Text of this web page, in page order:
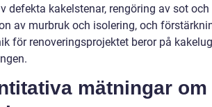
defekta kakelstenar, rengöring av sot
av murbruk och isolering, och
för renoveringsprojektet beror på
mätningar